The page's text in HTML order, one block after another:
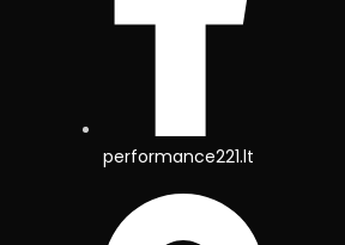
performance221.lt